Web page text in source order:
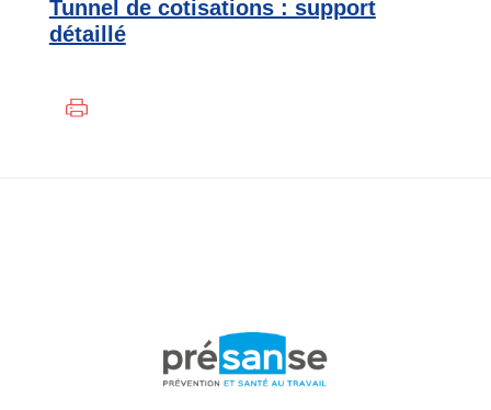
Tunnel de cotisations : support
détaillé